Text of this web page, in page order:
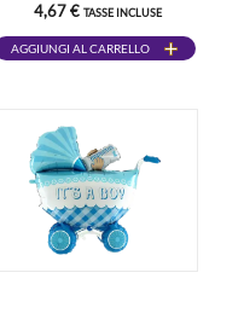
4,67 € TASSE INCLUSE
AGGIUNGI AL CARRELLO